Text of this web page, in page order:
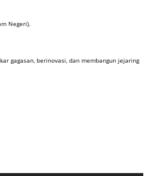
Negeri).
gagasan, berinovasi, dan membangun jejaring